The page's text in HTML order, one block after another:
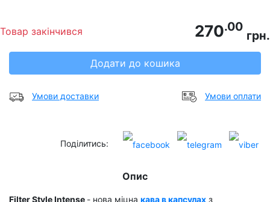
Товар закінчився 270.00
грн.
Додати до кошика
Умови доставки Умови оплати
Поділитись:
Опис
Filter Style Intense - нова міцна кава в капсулах з